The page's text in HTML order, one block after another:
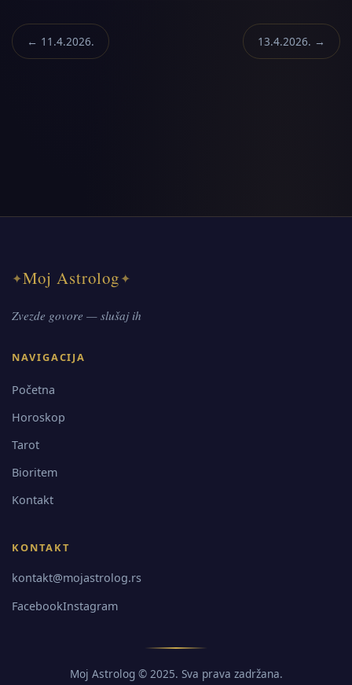
← 11.4.2026. 13.4.2026. →
✦Moj Astrolog✦
Zvezde govore — slušaj ih
NAVIGACIJA
Početna
Horoskop
Tarot
Bioritem
Kontakt
KONTAKT
kontakt@mojastrolog.rs
FacebookInstagram
Moj Astrolog © 2025. Sva prava zadržana.